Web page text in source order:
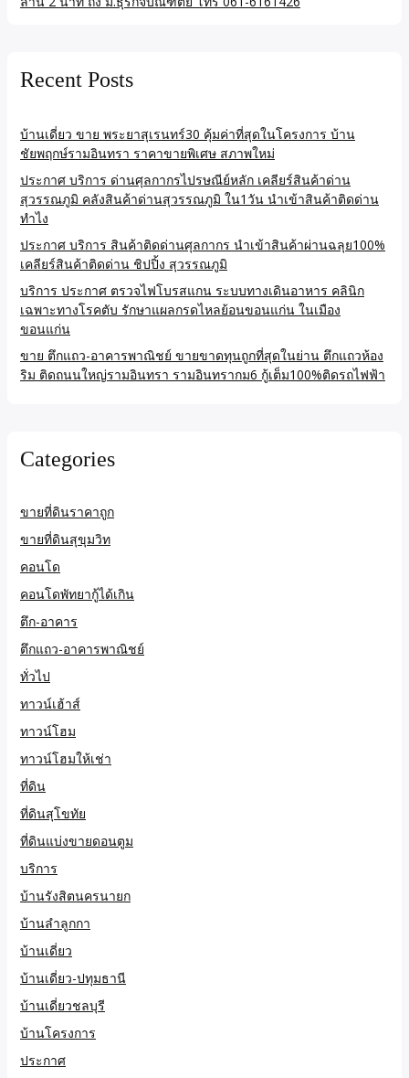
Recent Posts
บ้านเดี่ยว ขาย พระยาสุเรนทร์30 คุ้มค่าที่สุดในโครงการ บ้าน
ชัยพฤกษ์รามอินทรา ราคาขายพิเศษ สภาพใหม่
ประกาศ บริการ ด่านศุลกากรไปรษณีย์หลัก เคลียร์สินค้าด่าน
สุวรรณภูมิ คลังสินค้าด่านสุวรรณภูมิ ใน1วัน นำเข้าสินค้าติดด่าน
ทำไง
ประกาศ บริการ สินค้าติดด่านศุลกากร นำเข้าสินค้าผ่านฉลุย100%
เคลียร์สินค้าติดด่าน ชิปปิ้ง สุวรรณภูมิ
บริการ ประกาศ ตรวจไฟโบรสแกน ระบบทางเดินอาหาร คลินิก
เฉพาะทางโรคตับ รักษาแผลกรดไหลย้อนขอนแก่น ในเมือง
ขอนแก่น
ขาย ตึกแถว-อาคารพาณิชย์ ขายขาดทุนถูกที่สุดในย่าน ตึกแถวห้อง
ริม ติดถนนใหญ่รามอินทรา รามอินทรากม6 กู้เต็ม100%ติดรถไฟฟ้า
Categories
ขายที่ดินราคาถูก
ขายที่ดินสุขุมวิท
คอนโด
คอนโดพัทยากู้ได้เกิน
ตึก-อาคาร
ตึกแถว-อาคารพาณิชย์
ทั่วไป
ทาวน์เฮ้าส์
ทาวน์โฮม
ทาวน์โฮมให้เช่า
ที่ดิน
ที่ดินสุโขทัย
ที่ดินแบ่งขายดอนตูม
บริการ
บ้านรังสิตนครนายก
บ้านลำลูกกา
บ้านเดี่ยว
บ้านเดี่ยว-ปทุมธานี
บ้านเดี่ยวชลบุรี
บ้านโครงการ
ประกาศ